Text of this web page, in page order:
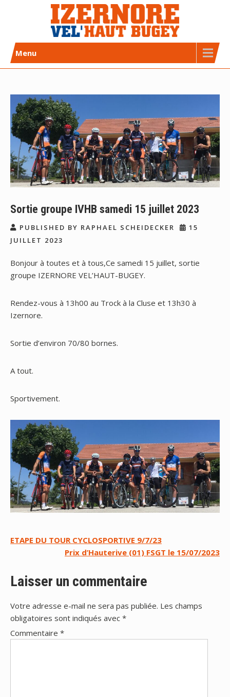
Izernore Vel’Haut Bugey
CLUB DE CYCLISME AFFILIÉ FFC
Menu
Sortie groupe IVHB samedi 15 juillet 2023
PUBLISHED BY RAPHAEL SCHEIDECKER
15
JUILLET 2023
Bonjour à toutes et à tous,Ce samedi 15 juillet, sortie
groupe IZERNORE VEL’HAUT-BUGEY.
Rendez-vous à 13h00 au Trock à la Cluse et 13h30 à
Izernore.
Sortie d’environ 70/80 bornes.
A tout.
Sportivement.
Navigation
l’article
ETAPE DU TOUR CYCLOSPORTIVE 9/7/23
Prix d’Hauterive (01) FSGT le 15/07/2023
Laisser un commentaire
Votre adresse e-mail ne sera pas publiée. Les champs
obligatoires sont indiqués avec *
Commentaire *